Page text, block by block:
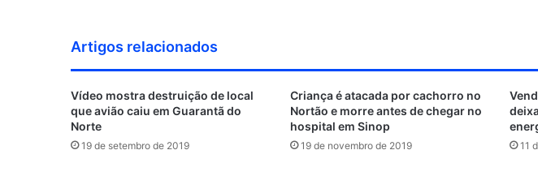
Artigos relacionados
Vídeo mostra destruição de local
que avião caiu em Guarantã do
Norte
19 de setembro de 2019
Criança é atacada por cachorro no
Nortão e morre antes de chegar no
hospital em Sinop
19 de novembro de 2019 11